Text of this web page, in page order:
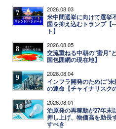
7 2026.08.03
米中間選挙に向けて選挙
国を抑え込むトランプ
ト】
8 2026.08.05
交流重ねる中朝の"蜜月"
国包囲網の現在地】
9 2026.08.04
インフラ開発のために"
の運命【チャイナリスク
10 2026.08.01
泊原発の再稼動が27年末
押し上げ、物価高を助長
すべき